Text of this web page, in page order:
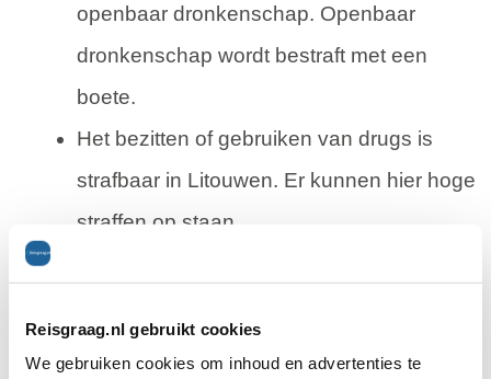
Reisgraag.nl gebruikt cookies
We gebruiken cookies om inhoud en advertenties te
openbaar dronkenschap. Openbaar
dronkenschap wordt bestraft met een
boete.
Het bezitten of gebruiken van drugs is
strafbaar in Litouwen. Er kunnen hier hoge
straffen op staan.
Reviews over Reisgraag.nl